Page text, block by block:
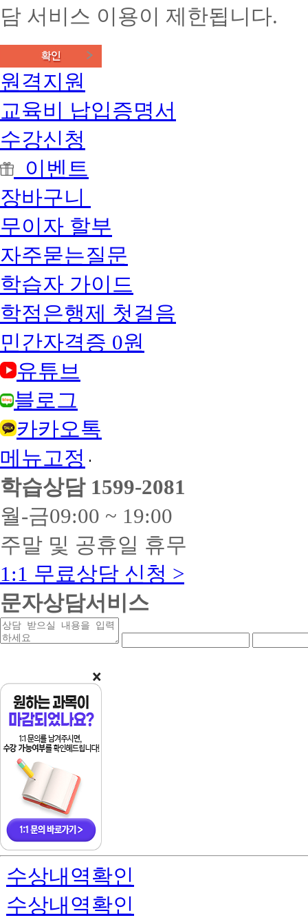
담 서비스 이용이 제한됩니다.
원격지원
교육비 납입증명서
수강신청
이벤트
장바구니
무이자 할부
자주묻는질문
학습자 가이드
학점은행제 첫걸음
민간자격증 0원
유튜브
블로그
카카오톡
메뉴고정
학습상담 1599-2081
월-금09:00 ~ 19:00
주말 및 공휴일 휴무
1:1 무료상담 신청 >
문자상담서비스
상
담
용
락
처
락
처
수상내역확인
수상내역확인